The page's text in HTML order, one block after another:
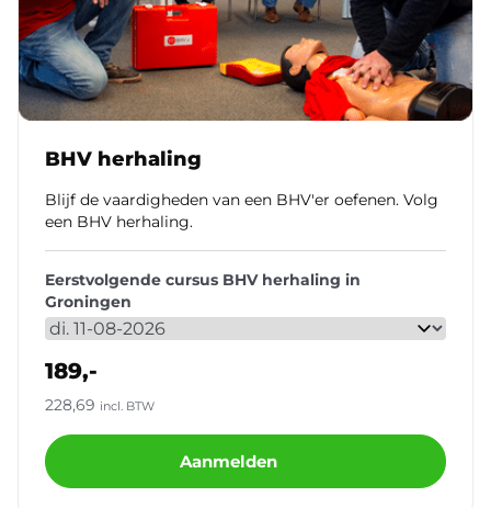
BHV herhaling
Blijf de vaardigheden van een BHV'er oefenen. Volg
een BHV herhaling.
Eerstvolgende cursus BHV herhaling in
Groningen
189,-
228,69 incl. BTW
Aanmelden